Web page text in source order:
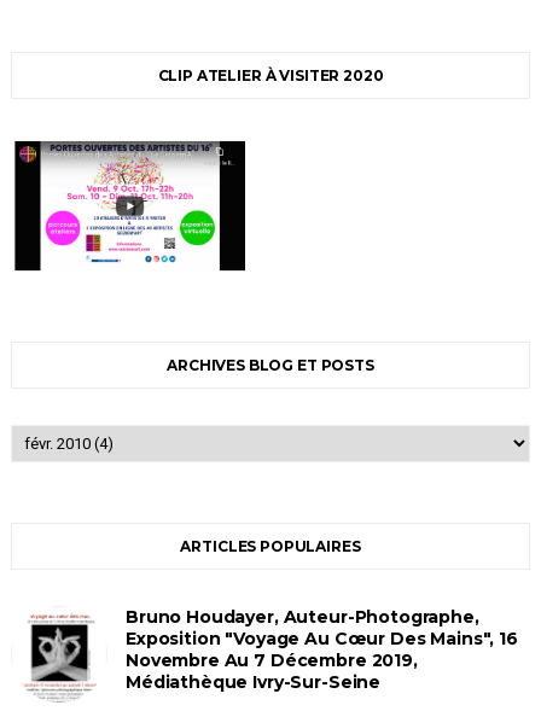
CLIP ATELIER À VISITER 2020
ARCHIVES BLOG ET POSTS
ARTICLES POPULAIRES
Bruno Houdayer, Auteur-Photographe,
Exposition "Voyage Au Cœur Des Mains", 16
Novembre Au 7 Décembre 2019,
Médiathèque Ivry-Sur-Seine